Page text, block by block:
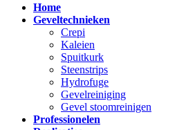
Home
Geveltechnieken
Crepi
Kaleien
Spuitkurk
Steenstrips
Hydrofuge
Gevelreiniging
Gevel stoomreinigen
Professionelen